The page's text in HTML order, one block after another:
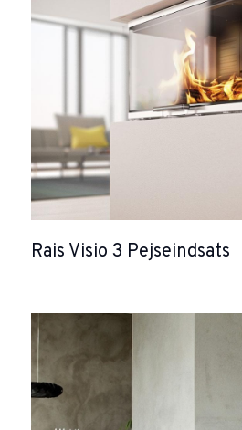
Rais Visio 3 Pejseindsats